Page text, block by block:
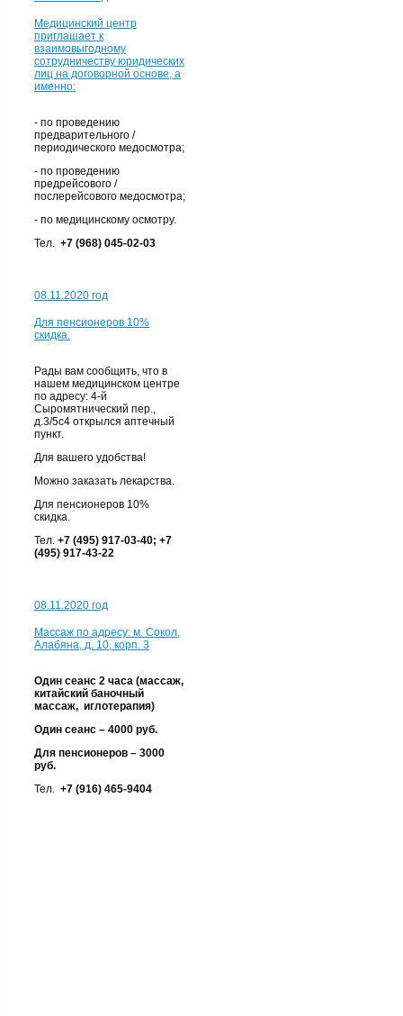
Медицинский центр
приглашает к
взаимовыгодному
сотрудничеству юридических
лиц на договорной основе, а
именно:
- по проведению
предварительного /
периодического медосмотра;
- по проведению
предрейсового /
послерейсового медосмотра;
- по медицинскому осмотру.
Тел. +7 (968) 045-02-03
08.11.2020 год
Для пенсионеров 10%
скидка.
Рады вам сообщить, что в
нашем медицинском центре
по адресу: 4-й
Сыромятнический пер.,
д.3/5с4 открылся аптечный
пункт.
Для вашего удобства!
Можно заказать лекарства.
Для пенсионеров 10%
скидка.
Тел. +7 (495) 917-03-40; +7
(495) 917-43-22
08.11.2020 год
Массаж по адресу: м. Сокол,
Алабяна, д. 10, корп. 3
Один сеанс 2 часа (массаж,
китайский баночный
массаж, иглотерапия)
Один сеанс – 4000 руб.
Для пенсионеров – 3000
руб.
Тел. +7 (916) 465-9404